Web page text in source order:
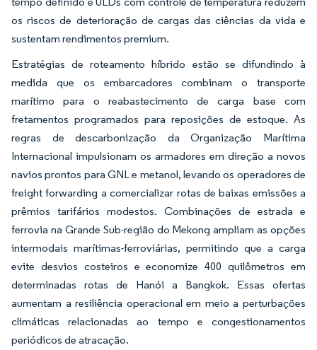
os riscos de deterioração de cargas das ciências da vida e
sustentam rendimentos premium.
Estratégias de roteamento híbrido estão se difundindo à
medida que os embarcadores combinam o transporte
marítimo para o reabastecimento de carga base com
fretamentos programados para reposições de estoque. As
regras de descarbonização da Organização Marítima
Internacional impulsionam os armadores em direção a novos
navios prontos para GNL e metanol, levando os operadores de
freight forwarding a comercializar rotas de baixas emissões a
prêmios tarifários modestos. Combinações de estrada e
ferrovia na Grande Sub-região do Mekong ampliam as opções
intermodais marítimas-ferroviárias, permitindo que a carga
evite desvios costeiros e economize 400 quilômetros em
determinadas rotas de Hanói a Bangkok. Essas ofertas
aumentam a resiliência operacional em meio a perturbações
climáticas relacionadas ao tempo e congestionamentos
periódicos de atracação.